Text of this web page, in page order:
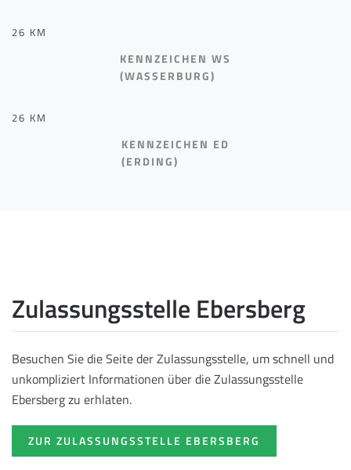
26 KM
KENNZEICHEN WS
(WASSERBURG)
26 KM
KENNZEICHEN ED
(ERDING)
Zulassungsstelle Ebersberg
Besuchen Sie die Seite der Zulassungsstelle, um schnell und
unkompliziert Informationen über die Zulassungsstelle
Ebersberg zu erhlaten.
ZUR ZULASSUNGSSTELLE EBERSBERG